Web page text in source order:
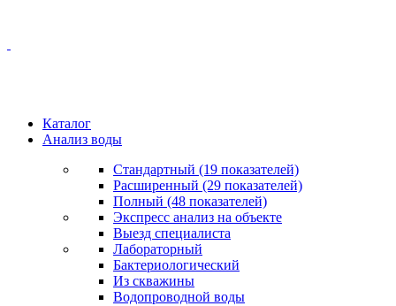
Каталог
Анализ воды
Стандартный (19 показателей)
Расширенный (29 показателей)
Полный (48 показателей)
Экспресс анализ на объекте
Выезд специалиста
Лабораторный
Бактериологический
Из скважины
Водопроводной воды